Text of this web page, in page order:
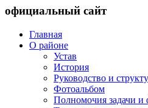
официальный сайт
Главная
О районе
Устав
История
Руководство и
Фотоальбом
Полномочия задачи и